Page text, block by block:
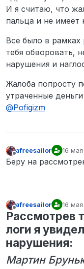
И я считаю, что
пальца и не имеет
Все было в
тебя обворовать,
нарушения и
Жалоба попросту
утраченные
@Pofigizm
afreesailor 16
Беру на
afreesailor 16
Рассмотрев
логи я
нарушения:
Мартин